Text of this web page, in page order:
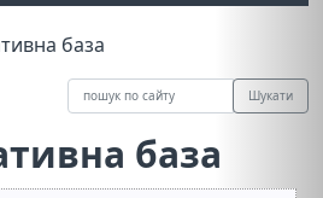
база
Шукати
база